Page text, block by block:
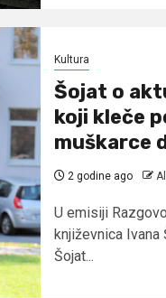
Kultura
Šojat o
koji kleče
muškarce
2 godine ago
U emisiji
književnica Ivana
Šojat...